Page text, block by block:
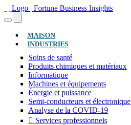
MAISON(ACTUEL)
INDUSTRIES
Soins de santé
Produits chimiques et matériaux
Informatique
Machines et équipements
Énergie et puissance
Semi-conducteurs et électronique
Analyse de la COVID-19
Services professionnels